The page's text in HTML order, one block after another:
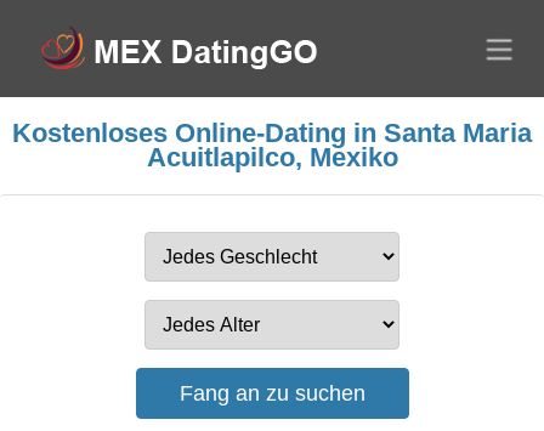
Kostenloses Online-Dating in Santa Maria
Acuitlapilco, Mexiko